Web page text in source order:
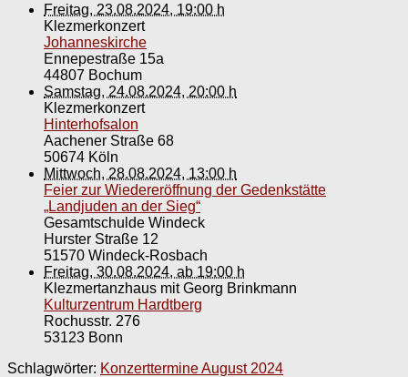
Freitag, 23.08.2024, 19:00 h
Klezmerkonzert
Johanneskirche
Ennepestraße 15a
44807 Bochum
Samstag, 24.08.2024, 20:00 h
Klezmerkonzert
Hinterhofsalon
Aachener Straße 68
50674 Köln
Mittwoch, 28.08.2024, 13:00 h
Feier zur Wiedereröffnung der Gedenkstätte
„Landjuden an der Sieg“
Gesamtschulde Windeck
Hurster Straße 12
51570 Windeck-Rosbach
Freitag, 30.08.2024, ab 19:00 h
Klezmertanzhaus mit Georg Brinkmann
Kulturzentrum Hardtberg
Rochusstr. 276
53123 Bonn
Schlagwörter: Konzerttermine August 2024